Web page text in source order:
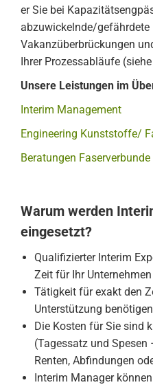
er Sie bei
abzuwickelnde/gefährdete
Vakanzüberbrückungen
Ihrer Prozessabläufe
Unsere Leistungen im
Interim Management
Engineering Kunststoffe/
Beratungen Faserverbunde
Warum werden
eingesetzt?
Qualifizierter Interim
Zeit für Ihr
Tätigkeit für exakt den
Unterstützung
Die Kosten für Sie sind
(Tagessatz und
Renten, Abfindungen
Interim Manager